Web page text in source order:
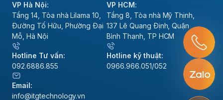
VP Hà Nội:
Tầng 14, Tòa nhà Lilama 10,
Đường Tố Hữu, Phường Đại
Mỗ, Hà Nội
VP HCM:
Tầng 8, Tòa nhà Mỹ Thịnh,
137 Lê Quang Định, Quận
Bình Thạnh, TP HCM
Hotline Tư vấn:
092.6886.855
Hotline kỹ thuật:
0966.966.051/052
Email:
info@itgtechnology.vn